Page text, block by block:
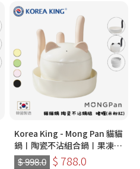
Korea King - Mong Pan 貓貓
鍋〡陶瓷不沾組合鍋〡果凍
(粉)
$ 998.0 $ 788.0